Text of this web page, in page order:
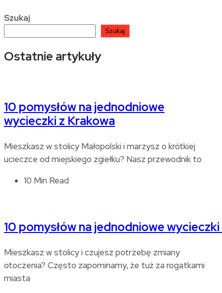
Szukaj
Szukaj
Ostatnie artykuły
10 pomysłów na jednodniowe
wycieczki z Krakowa
Mieszkasz w stolicy Małopolski i marzysz o krótkiej
ucieczce od miejskiego zgiełku? Nasz przewodnik to
10 Min Read
10 pomysłów na jednodniowe
Mieszkasz w stolicy i czujesz potrzebę zmiany
otoczenia? Często zapominamy, że tuż za rogatkami
miasta